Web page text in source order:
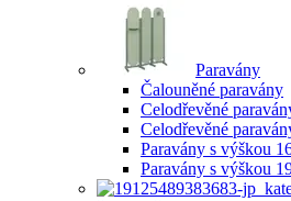
Paravány
Čalouněné paravány
Celodřevěné
Celodřevěné
Paravány s výškou
Paravány s výškou